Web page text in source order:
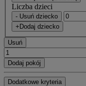
Liczba dzieci
- Usuń dziecko
+Dodaj dziecko
Usuń
Dodaj pokój
Dodatkowe kryteria